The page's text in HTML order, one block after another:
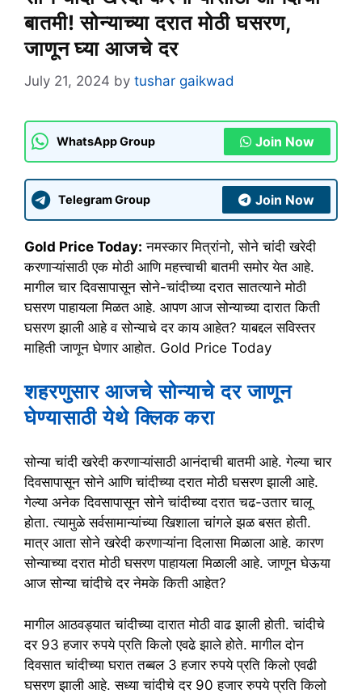
बातमी! सोन्याच्या दरात मोठी घसरण,
जाणून घ्या आजचे दर
July 21, 2024 by tushar gaikwad
WhatsApp Group Join Now
Telegram Group Join Now
Gold Price Today: नमस्कार मित्रांनो, सोने चांदी खरेदी
करणाऱ्यांसाठी एक मोठी आणि महत्त्वाची बातमी समोर येत आहे.
मागील चार दिवसापासून सोने-चांदीच्या दरात सातत्याने मोठी
घसरण पाहायला मिळत आहे. आपण आज सोन्याच्या दारात किती
घसरण झाली आहे व सोन्याचे दर काय आहेत? याबद्दल सविस्तर
माहिती जाणून घेणार आहोत. Gold Price Today
शहरणुसार आजचे सोन्याचे दर जाणून
घेण्यासाठी येथे क्लिक करा
सोन्या चांदी खरेदी करणाऱ्यांसाठी आनंदाची बातमी आहे. गेल्या चार
दिवसापासून सोने आणि चांदीच्या दरात मोठी घसरण झाली आहे.
गेल्या अनेक दिवसापासून सोने चांदीच्या दरात चढ-उतार चालू
होता. त्यामुळे सर्वसामान्यांच्या खिशाला चांगले झळ बसत होती.
मात्र आता सोने खरेदी करणाऱ्यांना दिलासा मिळाला आहे. कारण
सोन्याच्या दरात मोठी घसरण पाहायला मिळाली आहे. जाणून घेऊया
आज सोन्या चांदीचे दर नेमके किती आहेत?
मागील आठवड्यात चांदीच्या दारात मोठी वाढ झाली होती. चांदीचे
दर 93 हजार रुपये प्रति किलो एवढे झाले होते. मागील दोन
दिवसात चांदीच्या घरात तब्बल 3 हजार रुपये प्रति किलो एवढी
घसरण झाली आहे. सध्या चांदीचे दर 90 हजार रुपये प्रति किलो